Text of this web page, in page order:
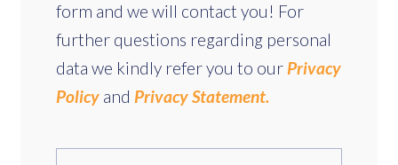
form and we will contact you! For
further questions regarding personal
data we kindly refer you to our Privacy
Policy and Privacy Statement.